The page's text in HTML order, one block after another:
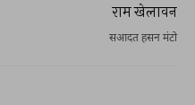
राम खेलावन
सआदत हसन मंटो